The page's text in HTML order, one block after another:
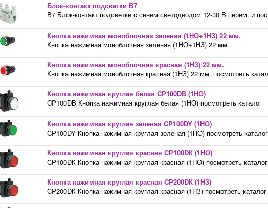
Блок-контакт подсветки В7
В7 Блок-контакт подсветки с синим светодиодом 12-30 В перем. и
Кнопка нажимная моноблочная зеленая (1НО+1НЗ) 22 мм.
Кнопка нажимная моноблочная зеленая (1НО+1НЗ) 22 мм.
Кнопка нажимная моноблочная красная (1НЗ) 22 мм.
Кнопка нажимная моноблочная красная (1НЗ) 22 мм. посмотреть
Кнопка нажимная круглая белая CP100DB (1НО)
CP100DB Кнопка нажимная круглая белая (1НО) посмотреть каталог
Кнопка нажимная круглая зеленая CP100DY (1НО)
CP100DY Кнопка нажимная круглая зеленая (1НО) посмотреть каталог
Кнопка нажимная круглая красная CP100DК (1НО)
CP100DК Кнопка нажимная круглая красная (1НО) посмотреть каталог
Кнопка нажимная круглая красная CP200DК (1НЗ)
CP200DК Кнопка нажимная круглая красная (1НЗ) посмотреть каталог